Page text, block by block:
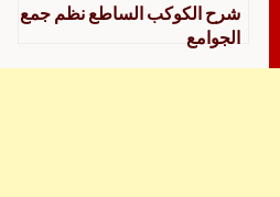
شرح الكوكب الساطع نظم جمع
الجوامع